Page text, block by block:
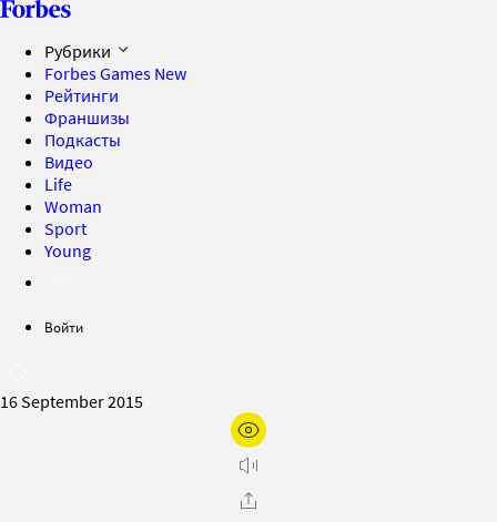
Рубрики
Forbes Games New
Рейтинги
Франшизы
Подкасты
Видео
Life
Woman
Sport
Young
Войти
16 September 2015